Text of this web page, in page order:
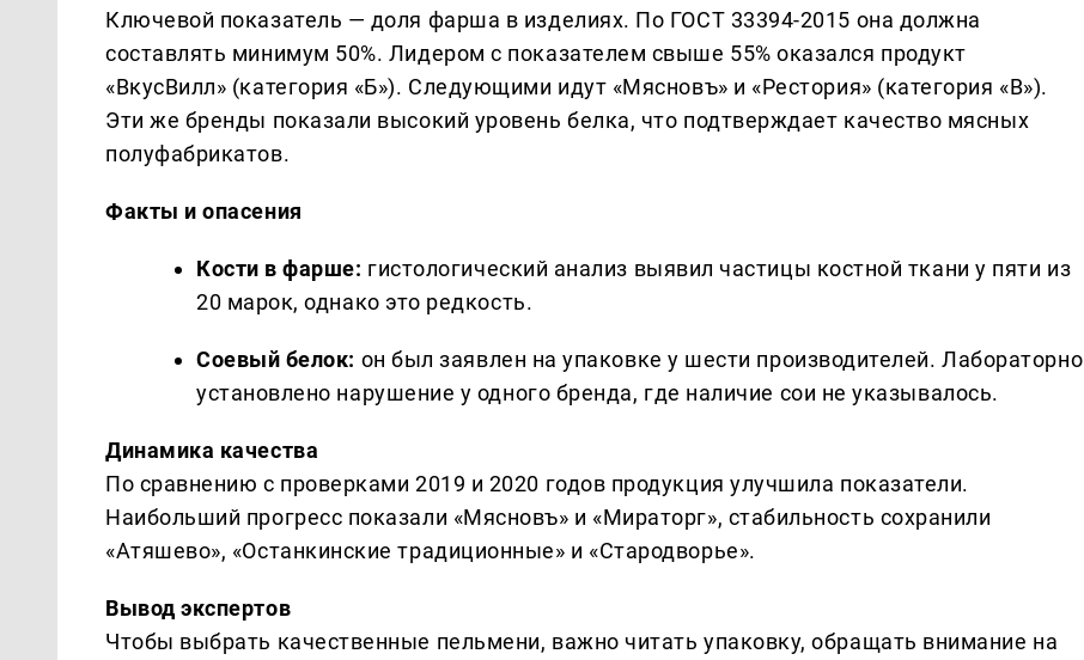
Ключевой показатель — доля фарша в изделиях. По ГОСТ 33394-2015 она должна
составлять минимум 50%. Лидером с показателем свыше 55% оказался продукт
«ВкусВилл» (категория «Б»). Следующими идут «Мясновъ» и «Рестория» (категория «В»).
Эти же бренды показали высокий уровень белка, что подтверждает качество мясных
полуфабрикатов.
Факты и опасения
Кости в фарше: гистологический анализ выявил частицы костной ткани у пяти из
20 марок, однако это редкость.
Соевый белок: он был заявлен на упаковке у шести производителей. Лабораторно
установлено нарушение у одного бренда, где наличие сои не указывалось.
Динамика качества
По сравнению с проверками 2019 и 2020 годов продукция улучшила показатели.
Наибольший прогресс показали «Мясновъ» и «Мираторг», стабильность сохранили
«Атяшево», «Останкинские традиционные» и «Стародворье».
Вывод экспертов
Чтобы выбрать качественные пельмени, важно читать упаковку, обращать внимание на